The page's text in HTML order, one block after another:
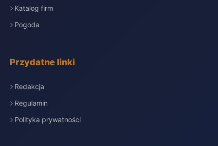
Katalog firm
Pogoda
Przydatne linki
Redakcja
Regulamin
Polityka prywatności